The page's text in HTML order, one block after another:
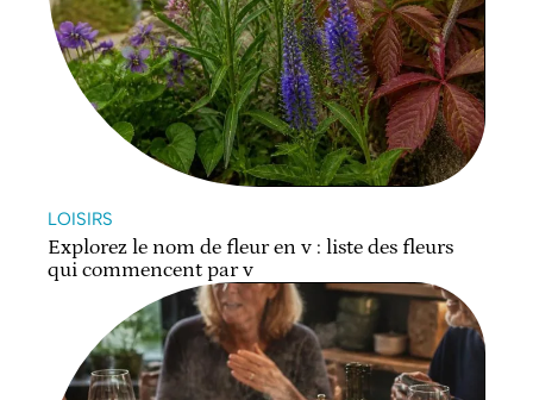
LOISIRS
Explorez le nom de fleur en v : liste des fleurs
qui commencent par v